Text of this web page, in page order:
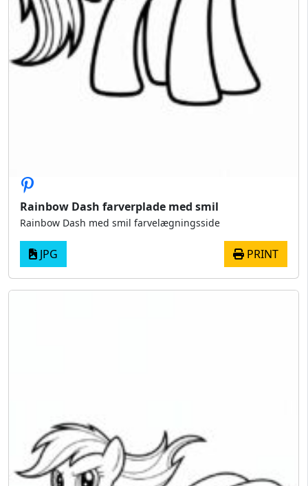
Rainbow Dash farverplade med smil
Rainbow Dash med smil farvelægningsside
JPG PRINT